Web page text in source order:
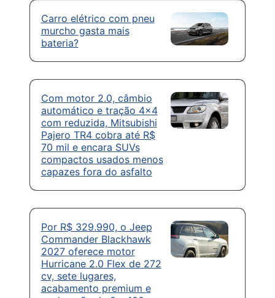
Carro elétrico com pneu
murcho gasta mais
bateria?
Com motor 2.0, câmbio
automático e tração 4×4
com reduzida, Mitsubishi
Pajero TR4 cobra até R$
70 mil e encara SUVs
compactos usados menos
capazes fora do asfalto
Por R$ 329.990, o Jeep
Commander Blackhawk
2027 oferece motor
Hurricane 2.0 Flex de 272
cv, sete lugares,
acabamento premium e